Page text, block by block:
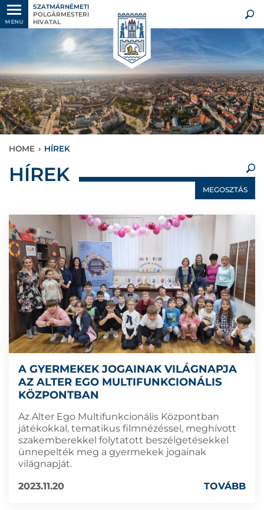
MENU
SZATMÁRNÉMETI
POLGÁRMESTERI
HIVATAL
HOME › HÍREK
×
HÍREK
MEGOSZTÁS
A GYERMEKEK JOGAINAK VILÁGNAPJA
AZ ALTER EGO MULTIFUNKCIONÁLIS
KÖZPONTBAN
Az Alter Ego Multifunkcionális Központban
játékokkal, tematikus filmnézéssel, meghívott
szakemberekkel folytatott beszélgetésekkel
ünnepelték meg a gyermekek jogainak
világnapját.
2023.11.20
TOVÁBB